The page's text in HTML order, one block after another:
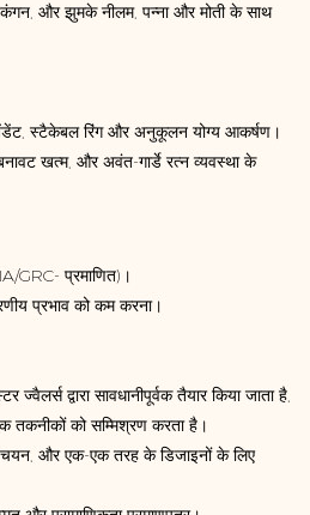
और झुमके नीलम, पन्ना और मोती के साथ
पेंडेंट, स्टैकेबल रिंग और अनुकूलन योग्य आकर्षण।
खत्म, और अवंत-गार्डे रत्न व्यवस्था के
GRC- प्रमाणित)।
प्रभाव को कम करना।
द्वारा सावधानीपूर्वक तैयार किया जाता है,
तकनीकों को सम्मिश्रण करता है।
और एक-एक तरह के डिजाइनों के लिए